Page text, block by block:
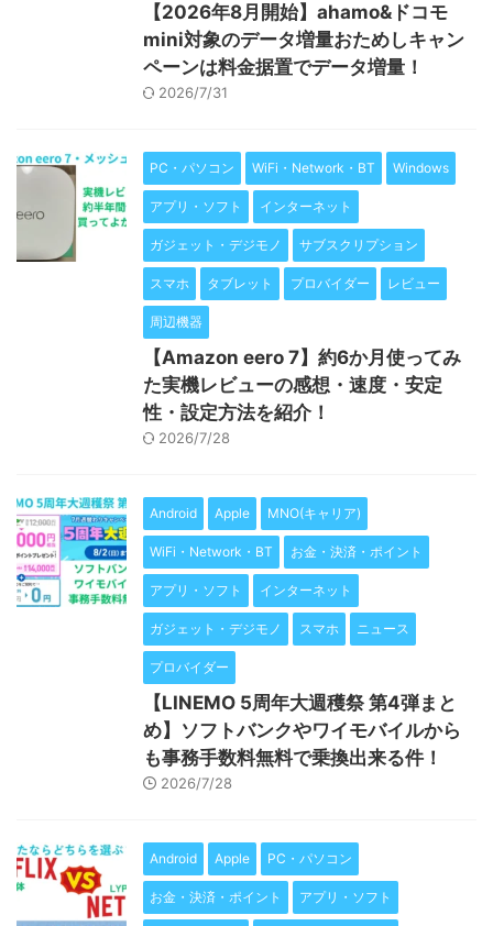
【2026年8月開始】ahamo&ドコモ
mini対象のデータ増量おためしキャン
ペーンは料金据置でデータ増量！
2026/7/31
PC・パソコン WiFi・Network・BT Windows
アプリ・ソフト インターネット
ガジェット・デジモノ サブスクリプション
スマホ タブレット プロバイダー レビュー
周辺機器
【Amazon eero 7】約6か月使ってみ
た実機レビューの感想・速度・安定
性・設定方法を紹介！
2026/7/28
Android Apple MNO(キャリア)
WiFi・Network・BT お金・決済・ポイント
アプリ・ソフト インターネット
ガジェット・デジモノ スマホ ニュース
プロバイダー
【LINEMO 5周年大週穫祭 第4弾まと
め】ソフトバンクやワイモバイルから
も事務手数料無料で乗換出来る件！
2026/7/28
Android Apple PC・パソコン
お金・決済・ポイント アプリ・ソフト